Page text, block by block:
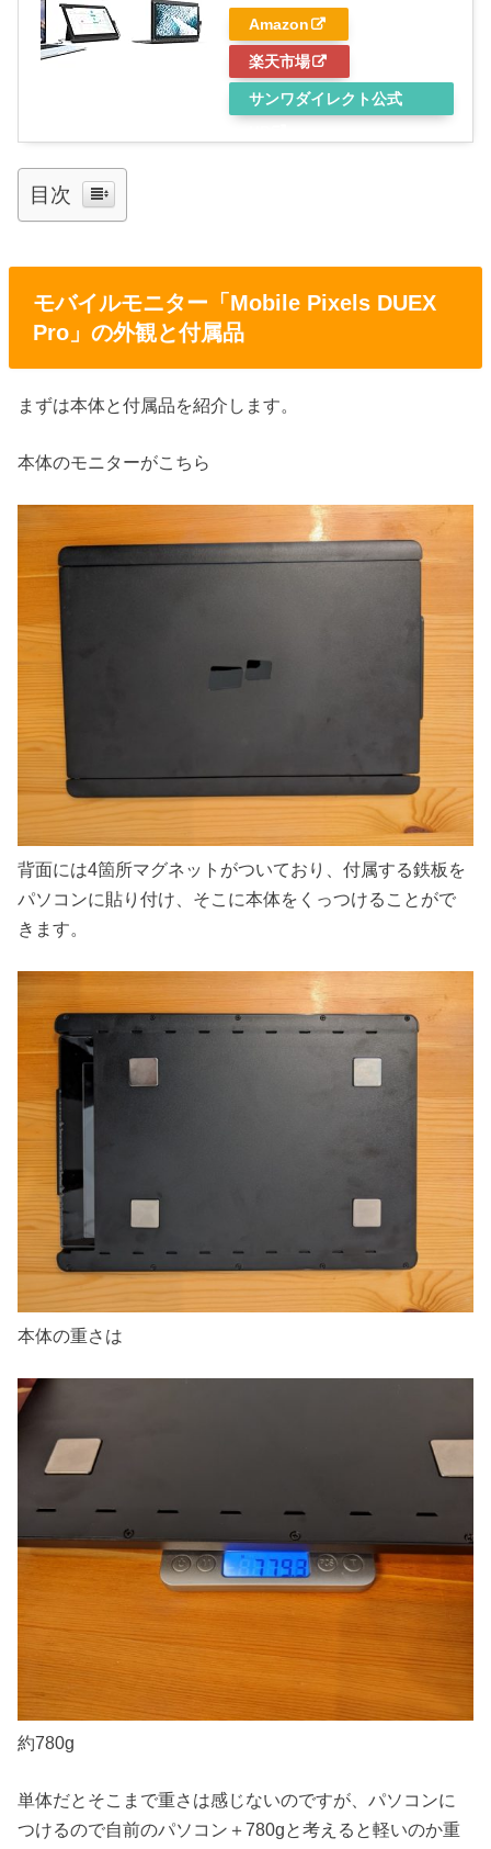
Amazon
楽天市場
サンワダイレクト公式
目次
モバイルモニター「Mobile Pixels DUEX
Pro」の外観と付属品
まずは本体と付属品を紹介します。
本体のモニターがこちら
背面には4箇所マグネットがついており、付属する鉄板を
パソコンに貼り付け、そこに本体をくっつけることがで
きます。
本体の重さは
約780g
単体だとそこまで重さは感じないのですが、パソコンに
つけるので自前のパソコン＋780gと考えると軽いのか重